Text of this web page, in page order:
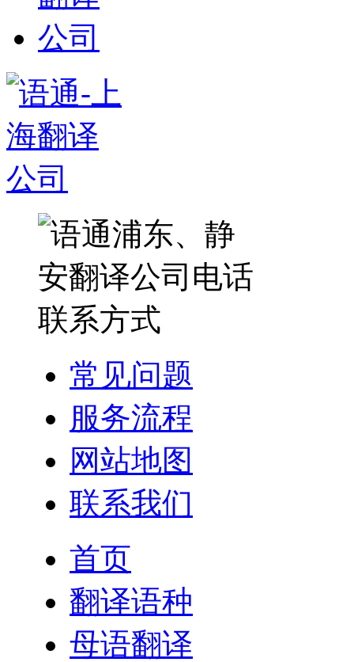
常见问题
服务流程
网站地图
联系我们
首页
翻译语种
母语翻译